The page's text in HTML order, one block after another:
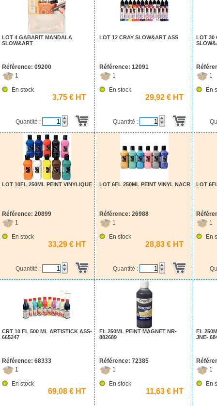
LOT 4 GABARIT MANDALA
SLOW&ART
Référence: 09200
1
En stock
3,75 € HT
Quantité :
LOT 12 CRAY SLOW&ART ASS
Référence: 12091
1
En stock
29,92 € HT
Quantité :
LOT 30
1
En
LOT 10FL 250ML PEINT VINYLIQUE
Référence: 20899
1
En stock
33,29 € HT
Quantité :
LOT 6FL 250ML PEINT VINYL NACR
Référence: 26988
1
En stock
28,83 € HT
Quantité :
LOT
1
En
CRT 10 FL 500 ML ARTISTICK ASS-
665247
Référence: 68333
1
En stock
69,08 € HT
FL 250ML PEINT MAGNET NR-
882689
Référence: 72385
1
En stock
11,63 € HT
FL
JNE-
1
En